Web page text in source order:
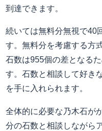
到達できます。
続いては無料分無視で40
す。無料分を考慮する方
石数は955個の差となる
す。石数と相談して好き
を手に入れられます。
全体的に必要な乃木石が
分の石数と相談しながら